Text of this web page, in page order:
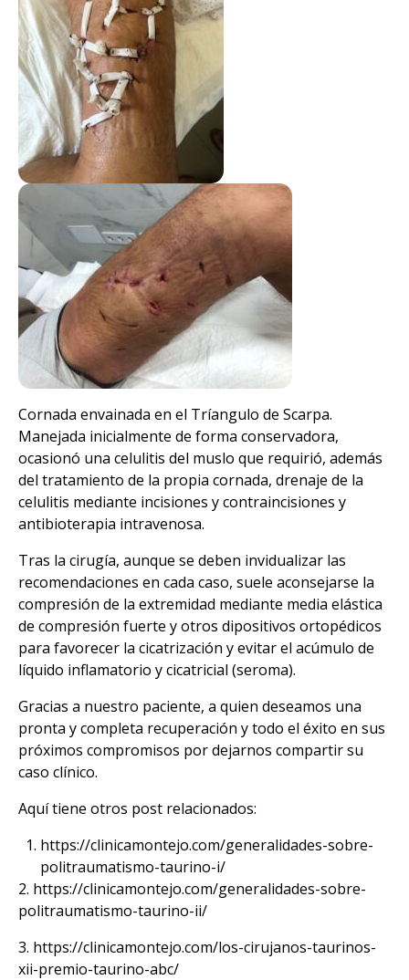
Cornada envainada en el Tríangulo de Scarpa.
Manejada inicialmente de forma conservadora,
ocasionó una celulitis del muslo que requirió, además
del tratamiento de la propia cornada, drenaje de la
celulitis mediante incisiones y contraincisiones y
antibioterapia intravenosa.
Tras la cirugía, aunque se deben invidualizar las
recomendaciones en cada caso, suele aconsejarse la
compresión de la extremidad mediante media elástica
de compresión fuerte y otros dipositivos ortopédicos
para favorecer la cicatrización y evitar el acúmulo de
líquido inflamatorio y cicatricial (seroma).
Gracias a nuestro paciente, a quien deseamos una
pronta y completa recuperación y todo el éxito en sus
próximos compromisos por dejarnos compartir su
caso clínico.
Aquí tiene otros post relacionados:
https://clinicamontejo.com/generalidades-sobre-
politraumatismo-taurino-i/
2. https://clinicamontejo.com/generalidades-sobre-
politraumatismo-taurino-ii/
3. https://clinicamontejo.com/los-cirujanos-taurinos-
xii-premio-taurino-abc/